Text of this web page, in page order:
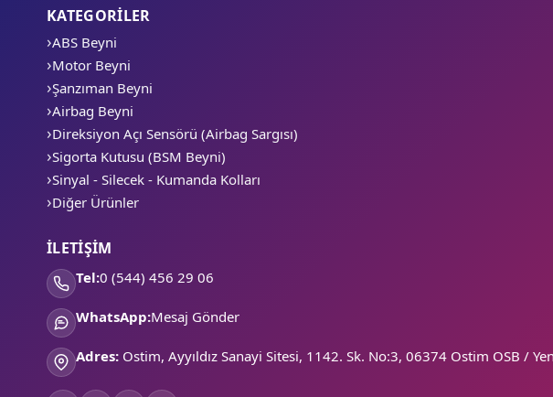
KATEGORİLER
ABS Beyni
Motor Beyni
Şanzıman Beyni
Airbag Beyni
Direksiyon Açı Sensörü (Airbag Sargısı)
Sigorta Kutusu (BSM Beyni)
Sinyal - Silecek - Kumanda Kolları
Diğer Ürünler
İLETİŞİM
Tel:0 (544) 456 29 06
WhatsApp:Mesaj Gönder
Adres: Ostim, Ayyıldız Sanayi Sitesi, 1142. Sk. No:3, 06374 Ostim OSB /